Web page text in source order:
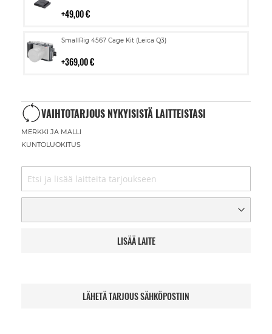
49,00 €
SmallRig 4567 Cage Kit (Leica Q3)
369,00 €
Lisää
VAIHTOTARJOUS NYKYISISTÄ LAITTEISTASI
MERKKI JA MALLI
KUNTOLUOKITUS
LISÄÄ LAITE
LÄHETÄ TARJOUS SÄHKÖPOSTIIN